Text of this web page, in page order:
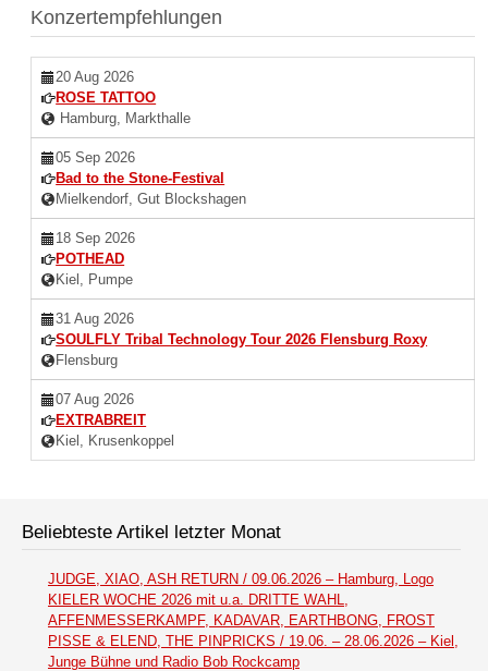
Konzertempfehlungen
20 Aug 2026
ROSE TATTOO
Hamburg, Markthalle
05 Sep 2026
Bad to the Stone-Festival
Mielkendorf, Gut Blockshagen
18 Sep 2026
POTHEAD
Kiel, Pumpe
31 Aug 2026
SOULFLY Tribal Technology Tour 2026 Flensburg Roxy
Flensburg
07 Aug 2026
EXTRABREIT
Kiel, Krusenkoppel
Beliebteste Artikel letzter Monat
JUDGE, XIAO, ASH RETURN / 09.06.2026 – Hamburg, Logo
KIELER WOCHE 2026 mit u.a. DRITTE WAHL,
AFFENMESSERKAMPF, KADAVAR, EARTHBONG, FROST
PISSE & ELEND, THE PINPRICKS / 19.06. – 28.06.2026 – Kiel,
Junge Bühne und Radio Bob Rockcamp